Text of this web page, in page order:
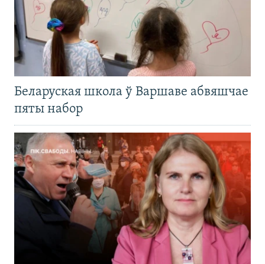
Беларуская школа ў Варшаве абвяшчае
пяты набор